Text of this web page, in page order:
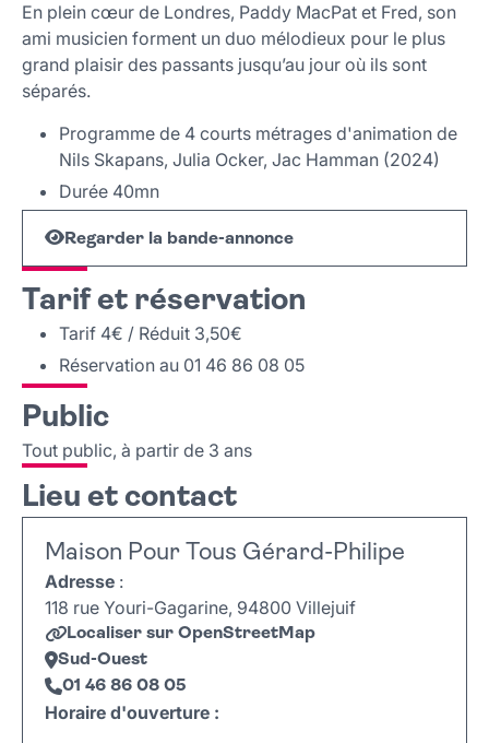
En plein cœur de Londres, Paddy MacPat et Fred, son
ami musicien forment un duo mélodieux pour le plus
grand plaisir des passants jusqu’au jour où ils sont
séparés.
Programme de 4 courts métrages d'animation de
Nils Skapans, Julia Ocker, Jac Hamman (2024)
Durée 40mn
Regarder la bande-annonce
Tarif et réservation
Tarif 4€ / Réduit 3,50€
Réservation au 01 46 86 08 05
Public
Tout public, à partir de 3 ans
Lieu et contact
Maison Pour Tous Gérard-Philipe
Adresse :
118 rue Youri-Gagarine, 94800 Villejuif
Localiser sur OpenStreetMap
Sud-Ouest
01 46 86 08 05
Horaire d'ouverture :